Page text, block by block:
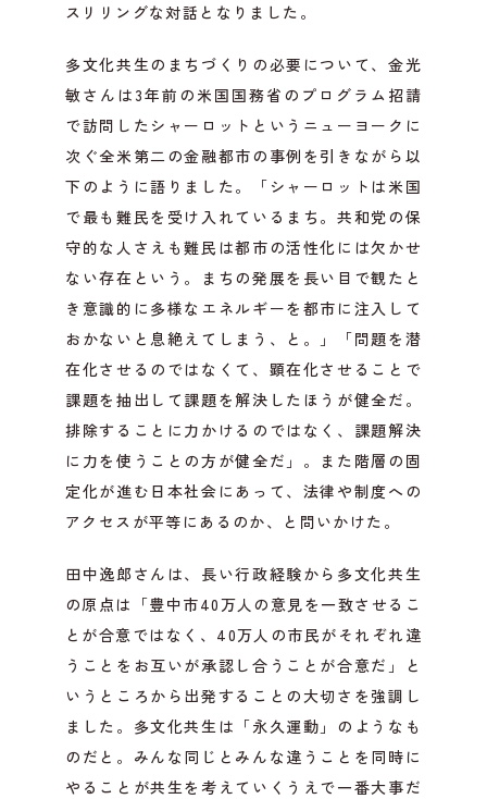
スリリングな対話となりました。
多文化共生のまちづくりの必要について、金光
敏さんは3年前の米国国務省のプログラム招請
で訪問したシャーロットというニューヨークに
次ぐ全米第二の金融都市の事例を引きながら以
下のように語りました。「シャーロットは米国
で最も難民を受け入れているまち。共和党の保
守的な人さえも難民は都市の活性化には欠かせ
ない存在という。まちの発展を長い目で観たと
き意識的に多様なエネルギーを都市に注入して
おかないと息絶えてしまう、と。」「問題を潜
在化させるのではなくて、顕在化させることで
課題を抽出して課題を解決したほうが健全だ。
排除することに力かけるのではなく、課題解決
に力を使うことの方が健全だ」。また階層の固
定化が進む日本社会にあって、法律や制度への
アクセスが平等にあるのか、と問いかけた。
田中逸郎さんは、長い行政経験から多文化共生
の原点は「豊中市40万人の意見を一致させるこ
とが合意ではなく、40万人の市民がそれぞれ違
うことをお互いが承認し合うことが合意だ」と
いうところから出発することの大切さを強調し
ました。多文化共生は「永久運動」のようなも
のだと。みんな同じとみんな違うことを同時に
やることが共生を考えていくうえで一番大事だ